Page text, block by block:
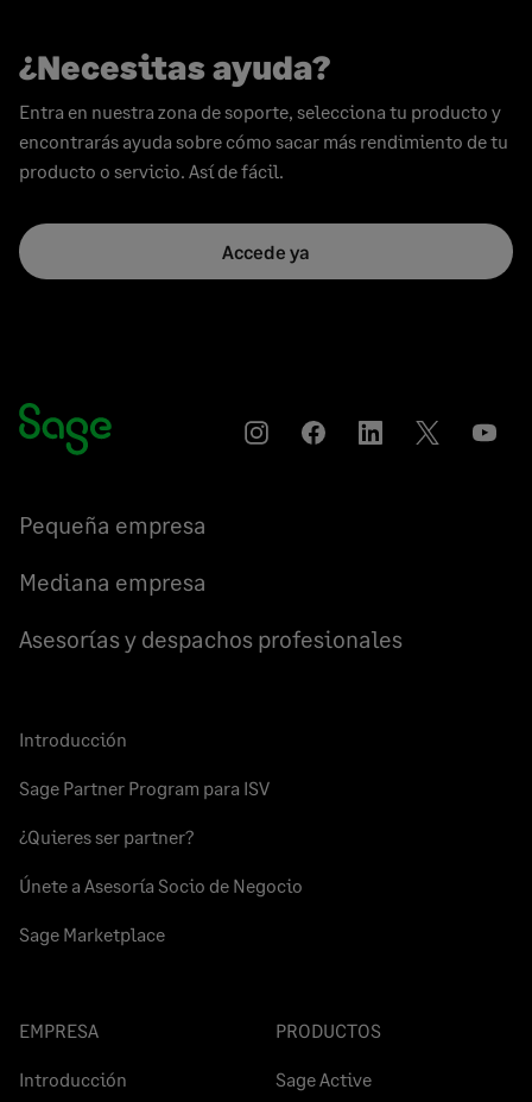
¿Necesitas ayuda?
Entra en nuestra zona de soporte, selecciona tu producto y
encontrarás ayuda sobre cómo sacar más rendimiento de tu
producto o servicio. Así de fácil.
Accede ya
InstagramCompartirCompartirCompartir
Pequeña empresa
Mediana empresa
Asesorías y despachos profesionales
Introducción
Sage Partner Program para ISV
¿Quieres ser partner?
Únete a Asesoría Socio de Negocio
Sage Marketplace
EMPRESA
Introducción
PRODUCTOS
Sage Active